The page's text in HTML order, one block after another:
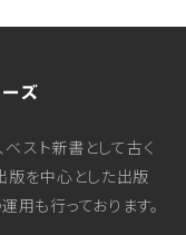
スト新書として古く
版を中心とした出版
用も行っております。